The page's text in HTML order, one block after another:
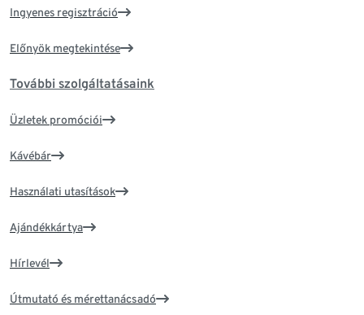
Ingyenes regisztráció
Előnyök megtekintése
További szolgáltatásaink
Üzletek promóciói
Kávébár
Használati utasítások
Ajándékkártya
Hírlevél
Útmutató és mérettanácsadó